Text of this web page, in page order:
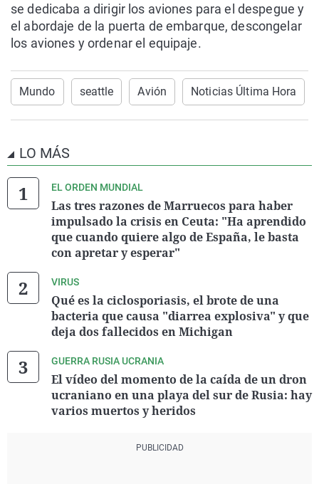
se dedicaba a dirigir los aviones para el despegue y
el abordaje de la puerta de embarque, descongelar
los aviones y ordenar el equipaje.
Mundo seattle Avión Noticias Última Hora
LO MÁS
EL ORDEN MUNDIAL
Las tres razones de Marruecos para haber
impulsado la crisis en Ceuta: "Ha aprendido
que cuando quiere algo de España, le basta
con apretar y esperar"
VIRUS
Qué es la ciclosporiasis, el brote de una
bacteria que causa "diarrea explosiva" y que
deja dos fallecidos en Michigan
GUERRA RUSIA UCRANIA
El vídeo del momento de la caída de un dron
ucraniano en una playa del sur de Rusia: hay
varios muertos y heridos